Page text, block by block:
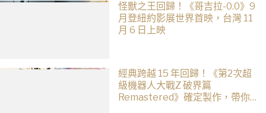
怪獸之王回歸！《哥吉拉-0.0》9
月登紐約影展世界首映，台灣 11
月 6 日上映
經典跨越 15 年回歸！《第2次超
級機器人大戰Z 破界篇
Remastered》確定製作，帶你